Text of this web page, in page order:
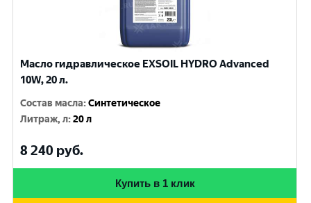
Масло гидравлическое EXSOIL HYDRO Advanced
10W, 20 л.
Состав масла:Синтетическое
Литраж, л:20 л
8 240 руб.
Купить в 1 клик